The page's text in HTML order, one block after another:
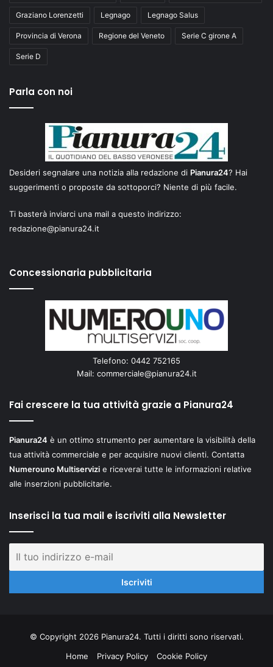
Graziano Lorenzetti Legnago Legnago Salus
Provincia di Verona Regione del Veneto Serie C girone A
Serie D
Parla con noi
Desideri segnalare una notizia alla redazione di Pianura24? Hai
suggerimenti o proposte da sottoporci? Niente di più facile.
Ti basterà inviarci una mail a questo indirizzo:
redazione@pianura24.it
Concessionaria pubblicitaria
Telefono: 0442 752165
Mail: commerciale@pianura24.it
Fai crescere la tua attività grazie a Pianura24
Pianura24 è un ottimo strumento per aumentare la visibilità della
tua attività commerciale e per acquisire nuovi clienti. Contatta
Numerouno Multiservizi e riceverai tutte le informazioni relative
alle inserzioni pubblicitarie.
Inserisci la tua mail e iscriviti alla Newsletter
© Copyright 2026 Pianura24. Tutti i diritti sono riservati.
Home
Privacy Policy Cookie Policy